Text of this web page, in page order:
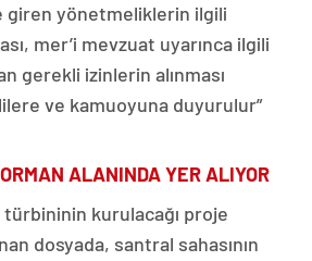
giren yönetmeliklerin ilgili
mer’i mevzuat uyarınca ilgili
gerekli izinlerin alınması
ve kamuoyuna duyurulur”
ALANINDA YER ALIYOR
türbininin kurulacağı proje
dosyada, santral sahasının